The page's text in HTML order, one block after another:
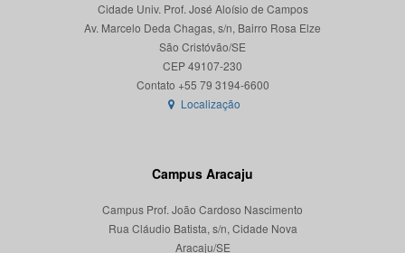
Cidade Univ. Prof. José Aloísio de Campos
Av. Marcelo Deda Chagas, s/n, Bairro Rosa Elze
São Cristóvão/SE
CEP 49107-230
Localização
Campus Aracaju
Campus Prof. João Cardoso Nascimento
Rua Cláudio Batista, s/n, Cidade Nova
Aracaju/SE